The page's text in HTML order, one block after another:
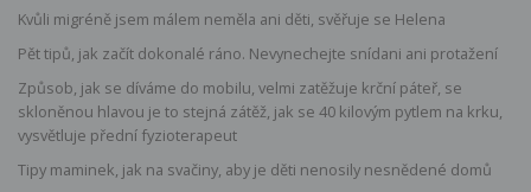
Kvůli migréně jsem málem neměla ani děti, svěřuje se Helena
Pět tipů, jak začít dokonalé ráno. Nevynechejte snídani ani protažení
Způsob, jak se díváme do mobilu, velmi zatěžuje krční páteř, se
skloněnou hlavou je to stejná zátěž, jak se 40 kilovým pytlem na krku,
vysvětluje přední fyzioterapeut
Tipy maminek, jak na svačiny, aby je děti nenosily nesnědené domů